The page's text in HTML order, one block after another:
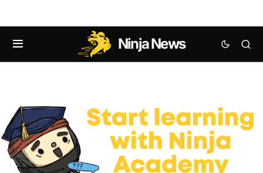
Ninja News